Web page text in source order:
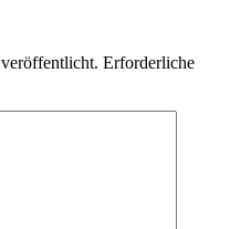
Erforderliche